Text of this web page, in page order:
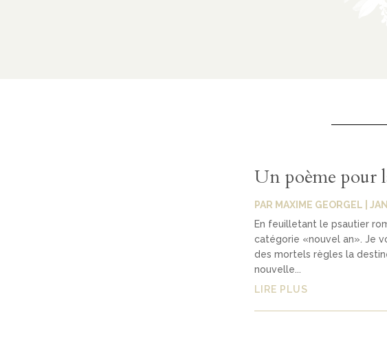
Un poème pour
PAR MAXIME GEORGEL
En feuilletant le psautier
catégorie «nouvel an». Je
des mortels règles la
nouvelle...
LIRE PLUS